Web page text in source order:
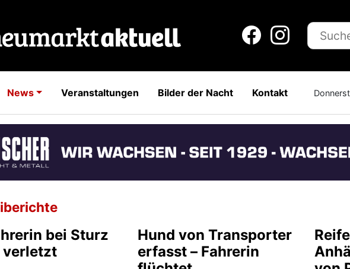
News Veranstaltungen Bilder der Nacht Kontakt
bei Sturz
Hund von Transporter
erfasst – Fahrerin